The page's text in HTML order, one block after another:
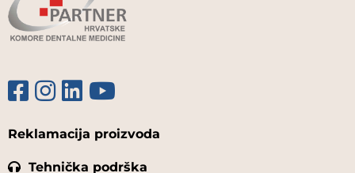
Reklamacija proizvoda
Tehnička podrška